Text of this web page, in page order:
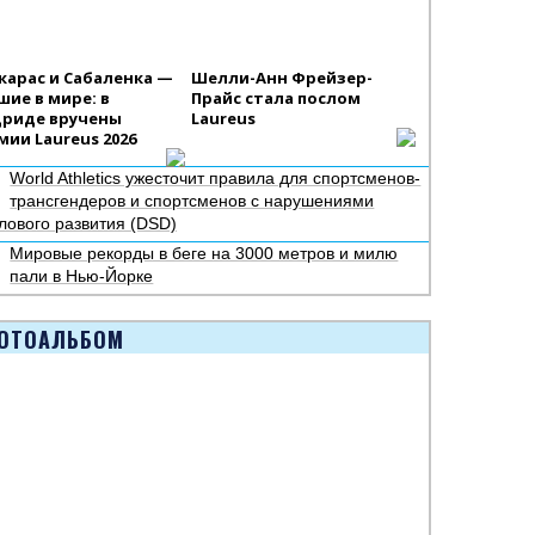
и Сабаленка —
в мире: в
вручены
Laureus 2026
Шелли-Анн Фрейзер-
Прайс стала послом
Laureus
World Athletics ужесточит правила для спортсменов-
трансгендеров и спортсменов с нарушениями
развития (DSD)
Мировые рекорды в беге на 3000 метров и милю
пали в Нью-Йорке